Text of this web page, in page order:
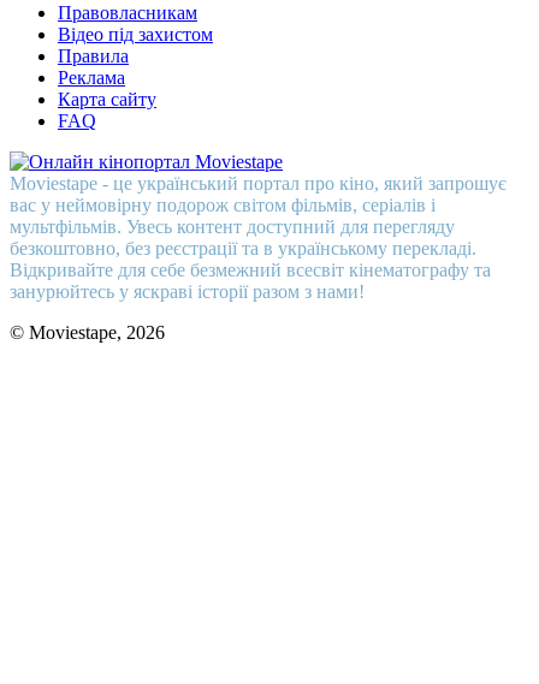
Правовласникам
Відео під захистом
Правила
Реклама
Карта сайту
FAQ
Moviestape - це український портал про кіно, який запрошує
вас у неймовірну подорож світом фільмів, серіалів і
мультфільмів. Увесь контент доступний для перегляду
безкоштовно, без реєстрації та в українському перекладі.
Відкривайте для себе безмежний всесвіт кінематографу та
занурюйтесь у яскраві історії разом з нами!
© Moviestape, 2026